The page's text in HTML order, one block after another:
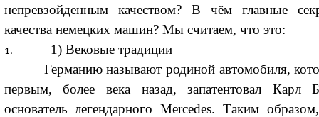
непревзойденным качеством? В чём главные
качества немецких машин? Мы считаем, что это:
1) Вековые традиции
Германию называют родиной автомобиля,
первым, более века назад, запатентовал Карл
основатель легендарного Mercedes. Таким